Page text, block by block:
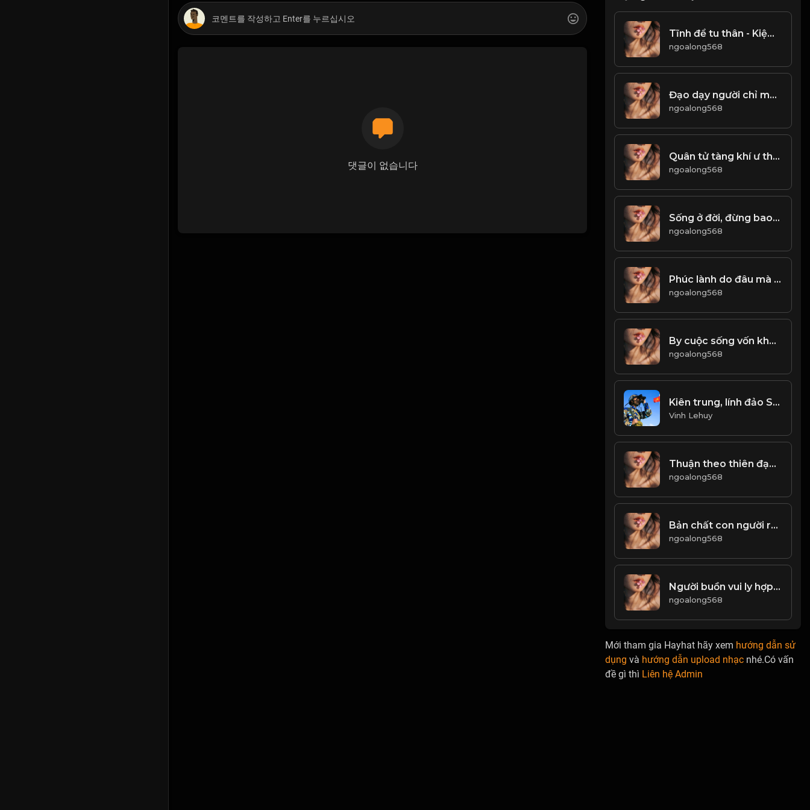
댓글이 없습니다
Tĩnh để tu thân - Kiệm dùng dưỡng đức! Đạo
ngoalong568
Đạo dạy người chỉ một chữ buông! & Đạo
ngoalong568
Quân tử tàng khí ư thân, đãi thời nhi động! & Đạo
ngoalong568
Sống ở đời, đừng bao giờ bận tâm đến ánh mắt của người khác! & Đạo
ngoalong568
Phúc lành do đâu mà có, tai họa từ đâu mà ra! & Đạo
ngoalong568
By cuộc sống vốn không hoàn mỹ, hãy học cách dang tay đón nhận Đạo
ngoalong568
Kiên trung, lính đảo Sinh Tồn
Vinh Lehuy
Thuận theo thiên đạo mà làm, thì bình an khỏe mạnh. Làm trái ngược với thiên đường sẽ được đưa ra tai họa! Đạo
ngoalong568
Bản chất con người rất phức tạp! & Đạo
ngoalong568
Người buồn vui ly hợp, trăng có bóng tròn! Đạo
ngoalong568
Mới tham gia Hayhat hãy xem hướng dẫn sử
dụng và hướng dẫn upload nhạc nhé.Có vấn
đề gì thì Liên hệ Admin